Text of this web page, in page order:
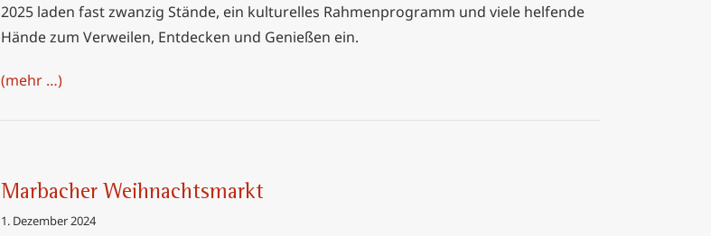
2025 laden fast zwanzig Stände, ein kulturelles Rahmenprogramm und viele helfende
Hände zum Verweilen, Entdecken und Genießen ein.
(mehr …)
Marbacher Weihnachtsmarkt
1. Dezember 2024